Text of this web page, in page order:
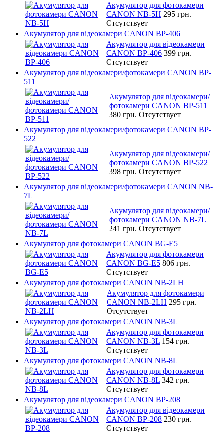
Акумулятор для фотокамери
CANON NB-5H 295 грн.
Отсутствует
Акумулятор для відеокамери CANON BP-406
Акумулятор для відеокамери
CANON BP-406 399 грн.
Отсутствует
Акумулятор для відеокамери/фотокамери CANON BP-
511
Акумулятор для відеокамери/
фотокамери CANON BP-511
380 грн. Отсутствует
Акумулятор для відеокамери/фотокамери CANON BP-
522
Акумулятор для відеокамери/
фотокамери CANON BP-522
398 грн. Отсутствует
Акумулятор для відеокамери/фотокамери CANON NB-
7L
Акумулятор для відеокамери/
фотокамери CANON NB-7L
241 грн. Отсутствует
Акумулятор для фотокамери CANON BG-E5
Акумулятор для фотокамери
CANON BG-E5 806 грн.
Отсутствует
Акумулятор для фотокамери CANON NB-2LH
Акумулятор для фотокамери
CANON NB-2LH 295 грн.
Отсутствует
Акумулятор для фотокамери CANON NB-3L
Акумулятор для фотокамери
CANON NB-3L 154 грн.
Отсутствует
Акумулятор для фотокамери CANON NB-8L
Акумулятор для фотокамери
CANON NB-8L 342 грн.
Отсутствует
Акумулятор для відеокамери CANON BP-208
Акумулятор для відеокамери
CANON BP-208 230 грн.
Отсутствует